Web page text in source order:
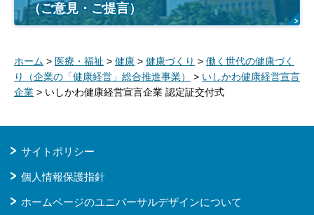
（ご意見・ご提言）
ホーム > 医療・福祉 > 健康 > 健康づくり > 働く世代の健康づく
り（企業の「健康経営」総合推進事業）
> いしかわ健康経営宣言
企業 > いしかわ健康経営宣言企業 認定証交付式
サイトポリシー
個人情報保護指針
ホームページのユニバーサルデザインについて